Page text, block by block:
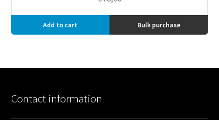
médicochirurgicaux ; horlogerie ; instruments de
instruments ou appareils.
Add to cart Bulk purchase
Contact information